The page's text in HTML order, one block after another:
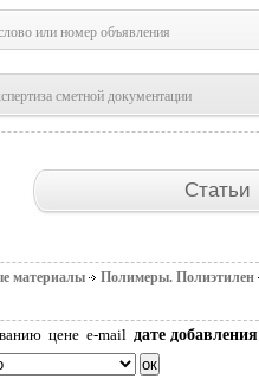
или номер объявления
сметной документации
Статьи
материалы Полимеры. Полиэтилен
цене e-mail дате добавления